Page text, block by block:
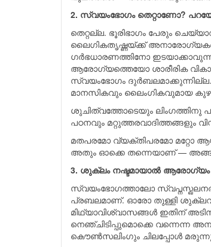
2. സ്വയംഭോഗം തെറ്റാണോ?
തെറ്റല്ല. ഭൂരിഭാഗം പേരും
ലൈഗികതൃഷ്ണയ്ക്ക്
ഗര്‍ഭധാരണത്തിനോ
ആരോഗ്യത്തെയോ ശാരീരിക
സ്വയംഭോഗം
മാനസികവും ലൈംഗികവുമായ
ശുചിത്വത്തോടെയും ലിംഗത്തിനു
പഠനവും മറ്റുത്തരവാദിത്തങ്ങളും
മതപരമോ വ്യക്തിപരമോ മറ്റോ
അതും ഓക്കെ തന്നെയാണ് —
3. ശുക്ലം നഷ്ടമായാൽ ആരോഗ്യം
സ്വയംഭോഗത്താലോ
പ്രബലമാണ്. ഓരോ തുള്ളി
മിഥ്യാവിശ്വാസങ്ങള്‍ ഇതിന്
നെഞ്ചിടിപ്പുമൊക്കെ വന്നെന്ന
കൌണ്‍സലിംഗും ചിലപ്പോള്‍